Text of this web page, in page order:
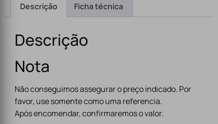
Descrição Ficha técnica
Descrição
Nota
Não conseguimos assegurar o preço indicado. Por
favor, use somente como uma referencia.
Após encomendar, confirmaremos o valor.